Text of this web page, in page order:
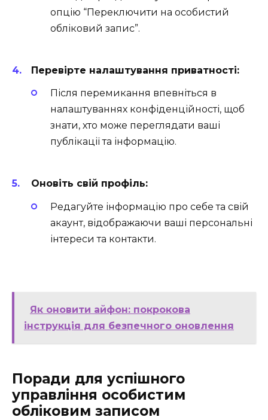
опцію “Переключити на особистий
обліковий запис”.
Перевірте налаштування приватності:
Після перемикання впевніться в
налаштуваннях конфіденційності, щоб
знати, хто може переглядати ваші
публікації та інформацію.
Оновіть свій профіль:
Редагуйте інформацію про себе та свій
акаунт, відображаючи ваші персональні
інтереси та контакти.
Як оновити айфон: покрокова
інструкція для безпечного оновлення
Поради для успішного
управління особистим
обліковим записом